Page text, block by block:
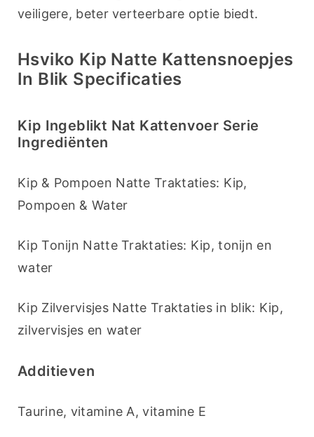
veiligere, beter verteerbare optie biedt.
Hsviko Kip Natte Kattensnoepjes
In Blik Specificaties
Kip Ingeblikt Nat Kattenvoer Serie
Ingrediënten
Kip & Pompoen Natte Traktaties: Kip,
Pompoen & Water
Kip Tonijn Natte Traktaties: Kip, tonijn en
water
Kip Zilvervisjes Natte Traktaties in blik: Kip,
zilvervisjes en water
Additieven
Taurine, vitamine A, vitamine E